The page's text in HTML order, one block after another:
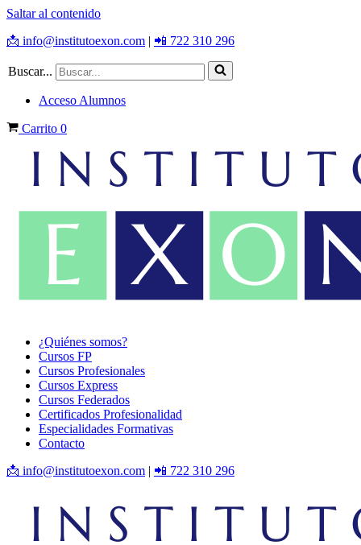
Saltar al contenido
📩 info@institutoexon.com | 📲 722 310 296
Buscar...
Acceso Alumnos
Carrito 0
¿Quiénes somos?
Cursos FP
Cursos Profesionales
Cursos Express
Cursos Federados
Certificados Profesionalidad
Especialidades Formativas
Contacto
📩 info@institutoexon.com | 📲 722 310 296